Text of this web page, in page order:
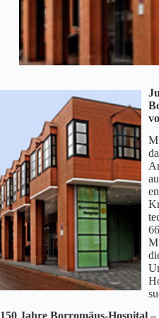
150 Jahre Borromäus-Hospital